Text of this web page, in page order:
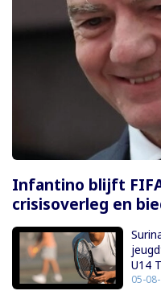
Infantino blijft
crisisoverleg en
U14
05-